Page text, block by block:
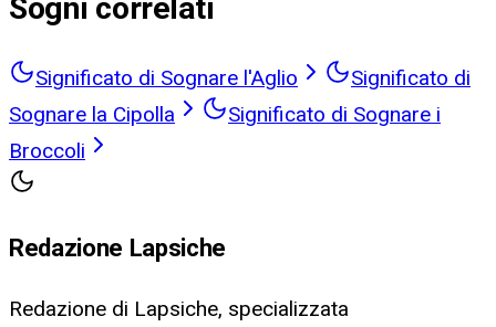
Sogni correlati
Significato di Sognare l'Aglio
Significato di
Sognare la Cipolla
Significato di Sognare i
Broccoli
Redazione Lapsiche
Redazione di Lapsiche, specializzata